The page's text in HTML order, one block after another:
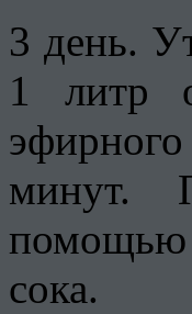
3 день.
1 литр
минут.
помощью
сока.